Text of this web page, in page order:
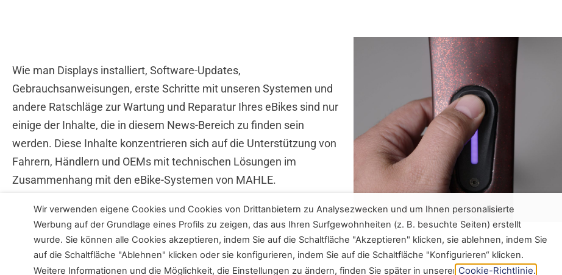
Wie man Displays installiert, Software-Updates,
Gebrauchsanweisungen, erste Schritte mit unseren Systemen und
andere Ratschläge zur Wartung und Reparatur Ihres eBikes sind nur
einige der Inhalte, die in diesem News-Bereich zu finden sein
werden. Diese Inhalte konzentrieren sich auf die Unterstützung von
Fahrern, Händlern und OEMs mit technischen Lösungen im
Zusammenhang mit den eBike-Systemen von MAHLE.
Wir verwenden eigene Cookies und Cookies von Drittanbietern zu Analysezwecken und um Ihnen personalisierte
Werbung auf der Grundlage eines Profils zu zeigen, das aus Ihren Surfgewohnheiten (z. B. besuchte Seiten) erstellt
wurde. Sie können alle Cookies akzeptieren, indem Sie auf die Schaltfläche "Akzeptieren" klicken, sie ablehnen, indem Sie
auf die Schaltfläche "Ablehnen" klicken oder sie konfigurieren, indem Sie auf die Schaltfläche "Konfigurieren“ klicken.
Weitere Informationen und die Möglichkeit, die Einstellungen zu ändern, finden Sie später in unserer Cookie-Richtlinie.